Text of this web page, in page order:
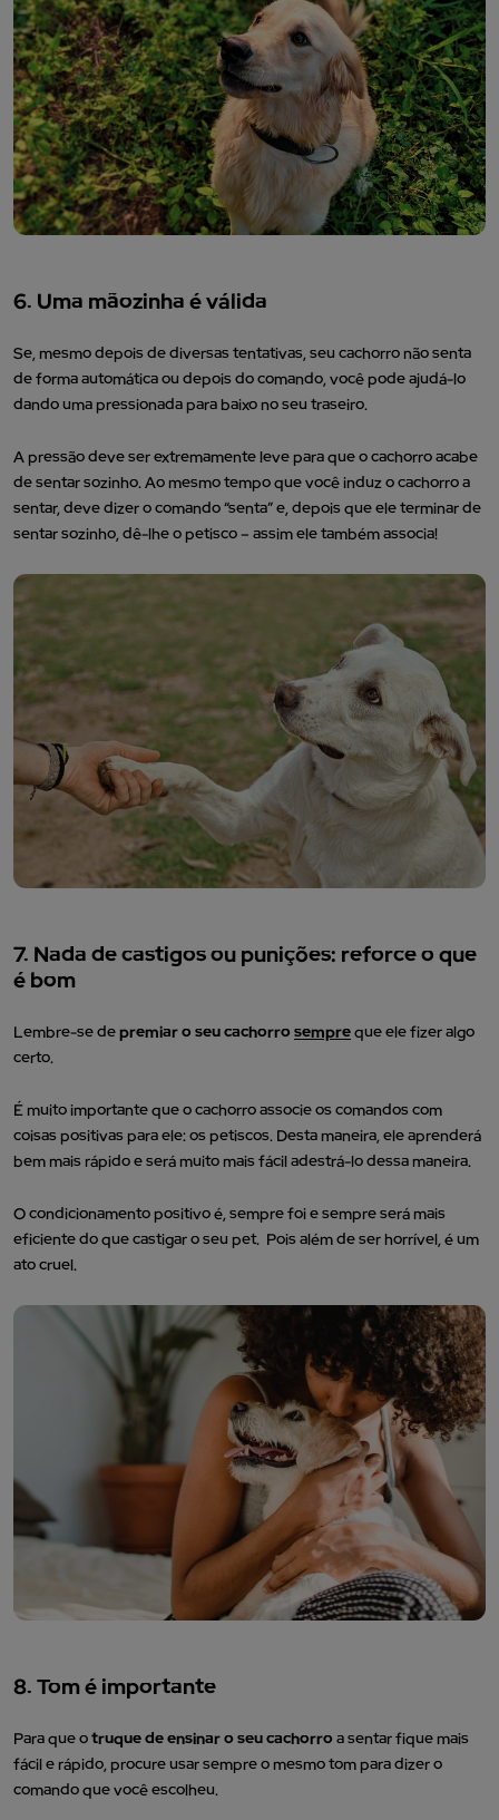
6. Uma mãozinha é válida
Se, mesmo depois de diversas tentativas, seu cachorro não senta
de forma automática ou depois do comando, você pode ajudá-lo
dando uma pressionada para baixo no seu traseiro.
A pressão deve ser extremamente leve para que o cachorro acabe
de sentar sozinho. Ao mesmo tempo que você induz o cachorro a
sentar, deve dizer o comando “senta” e, depois que ele terminar de
sentar sozinho, dê-lhe o petisco – assim ele também associa!
7. Nada de castigos ou punições: reforce o que
é bom
Lembre-se depremiar o seu cachorro sempreque ele fizer algo
certo.
É muito importante que o cachorro associe os comandos com
coisas positivas para ele: os petiscos. Desta maneira, ele aprenderá
bem mais rápido e será muito mais fácil adestrá-lo dessa maneira.
O condicionamento positivo é, sempre foi e sempre será mais
eficiente do que castigar o seu pet. Pois além de ser horrível, é um
ato cruel.
8. Tom é importante
Para que otruque de ensinar o seu cachorro a sentar fique mais
fácil e rápido, procure usar sempre o mesmo tom para dizer o
comando que você escolheu.